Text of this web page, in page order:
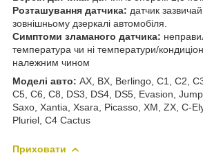
Розташування датчика: датчик
зовнішньому дзеркалі автомобіля.
Симптоми зламаного датчика:
температура чи ні температури/
належним чином
Моделі авто: AX, BX, Berlingo, C1, C2,
C5, C6, C8, DS3, DS4, DS5, Evasion,
Saxo, Xantia, Xsara, Picasso, XM, ZX, C-
Pluriel, C4 Cactus
Приховати